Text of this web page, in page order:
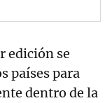
edición se
países para
dentro de la